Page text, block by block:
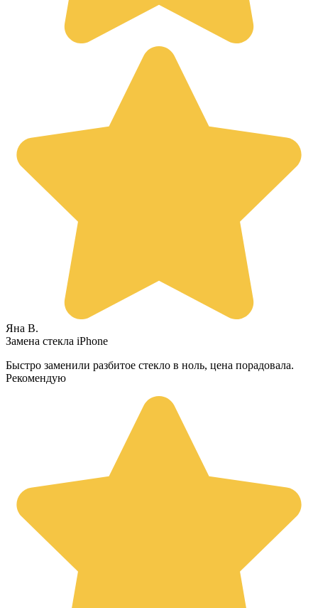
Яна В.
Замена стекла iPhone
Быстро заменили разбитое стекло в ноль, цена порадовала.
Рекомендую